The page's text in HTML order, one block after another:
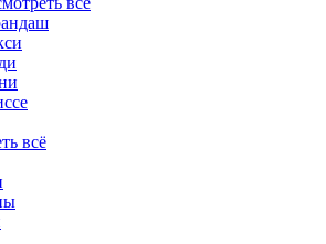
всё